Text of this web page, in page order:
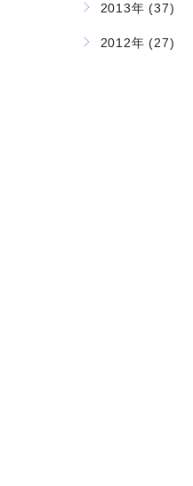
2013年 (37)
2012年 (27)